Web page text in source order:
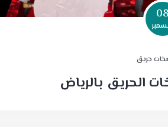
08
حريق
الحريق بالرياض